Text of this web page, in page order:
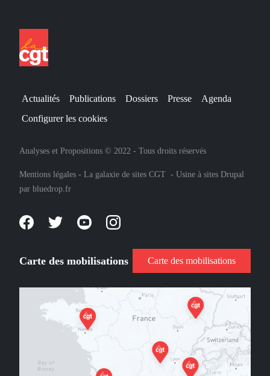
Actualités Publications Dossiers Presse
Agenda
Configurer les cookies
Analyses et Propositions © 2022 - Tous droits réservés
Mentions légales - La galaxie de sites CGT - Usine à sites Drupal
par bluedrop.fr
Carte des mobilisations Carte des mobilisations